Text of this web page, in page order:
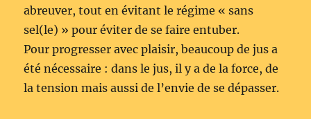
abreuver, tout en évitant le régime « sans
sel(le) » pour éviter de se faire entuber.
Pour progresser avec plaisir, beaucoup de jus a
été nécessaire : dans le jus, il y a de la force, de
la tension mais aussi de l’envie de se dépasser.